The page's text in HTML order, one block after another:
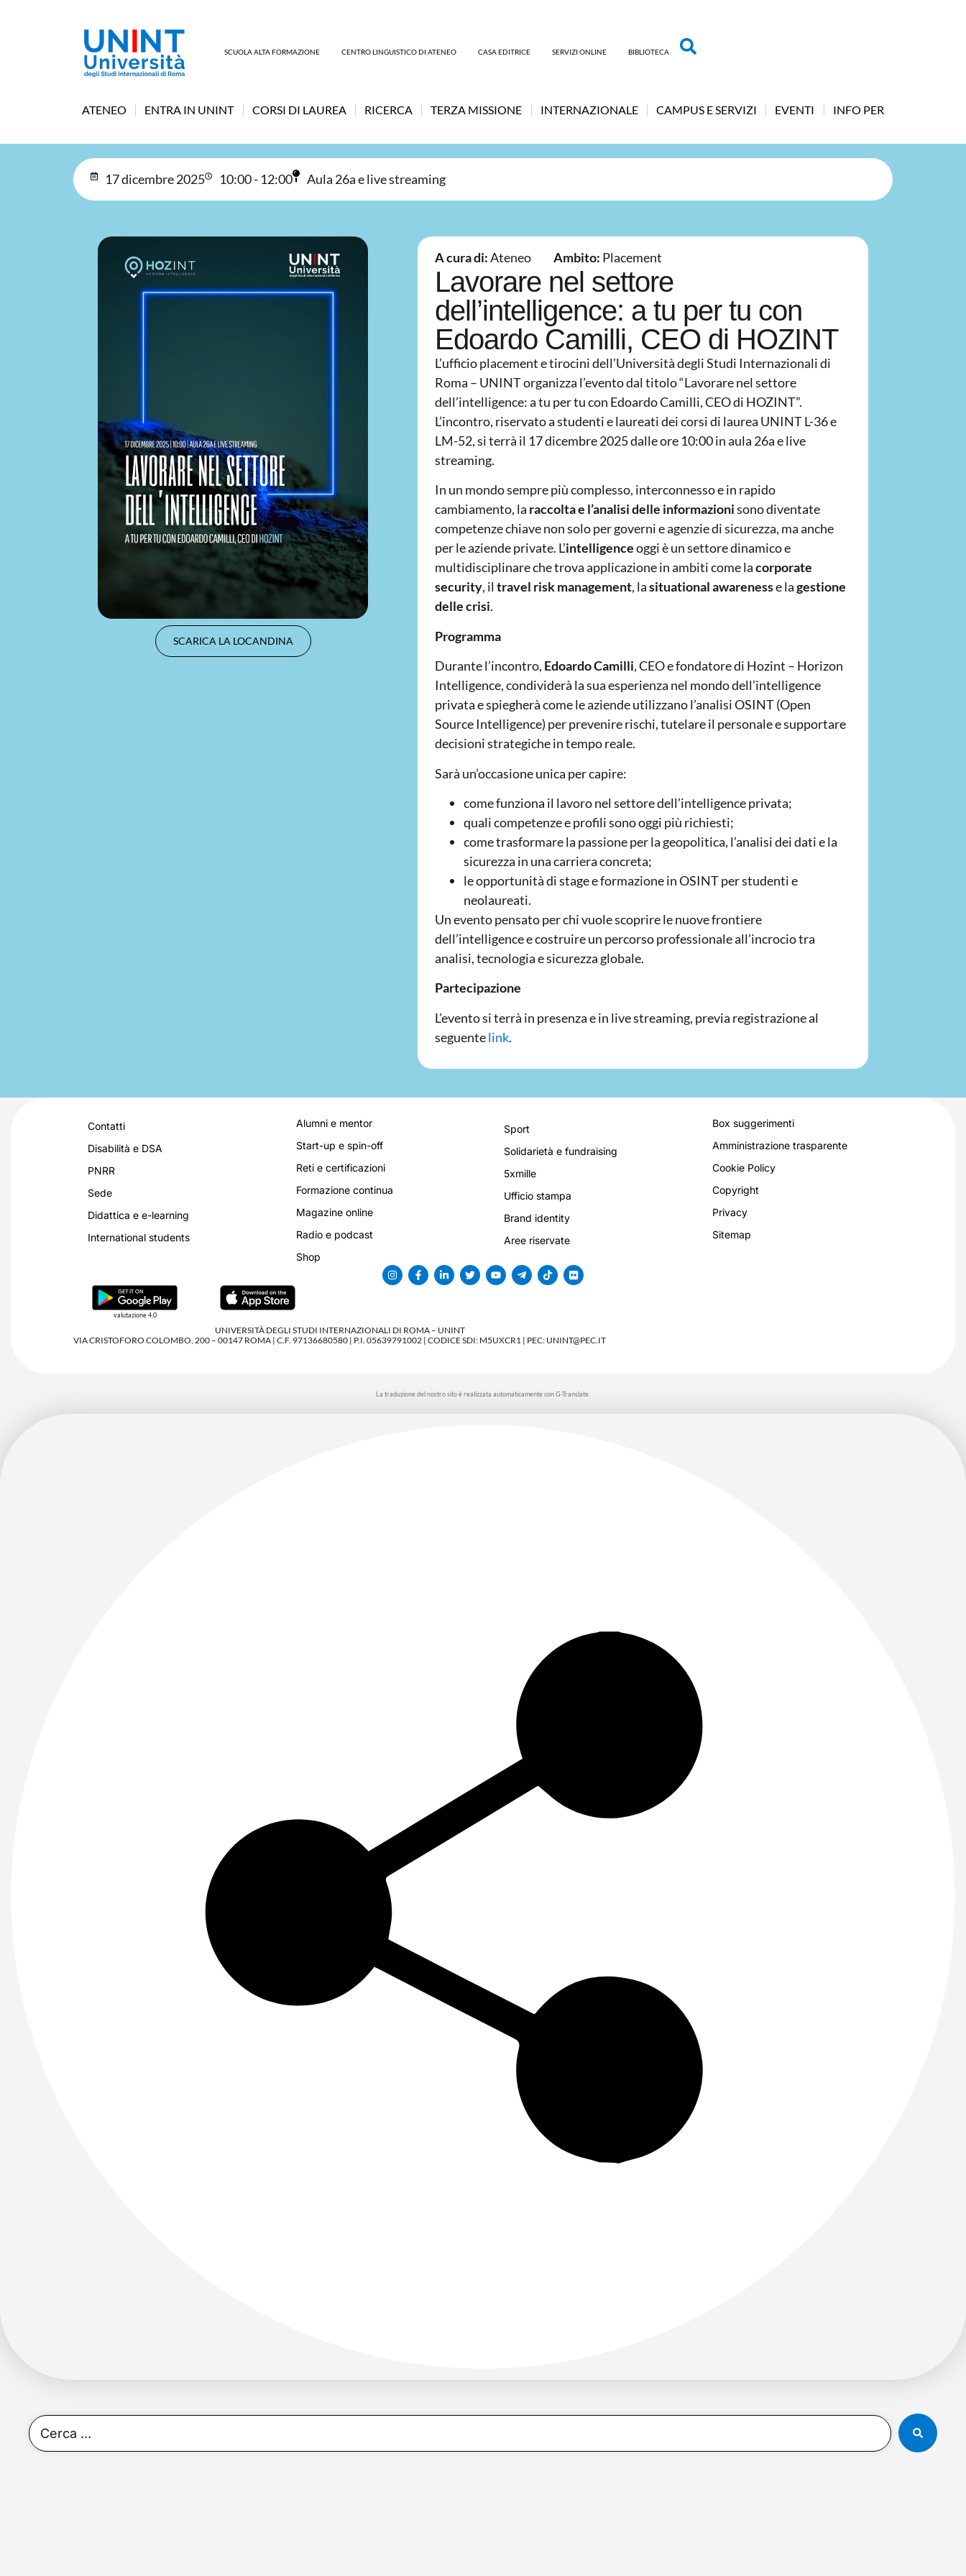
SCUOLA ALTA FORMAZIONE CENTRO LINGUISTICO DI ATENEO CASA EDITRICE SERVIZI ONLINE BIBLIOTECA
ATENEO ENTRA IN UNINT CORSI DI LAUREA RICERCA TERZA MISSIONE INTERNAZIONALE CAMPUS E SERVIZI EVENTI INFO PER
17 dicembre 2025 10:00 - 12:00 Aula 26a e live streaming
SCARICA LA LOCANDINA
A cura di:Ateneo Ambito: Placement
Lavorare nel settore
dell’intelligence: a tu per tu con
Edoardo Camilli, CEO di HOZINT
L’ufficio placement e tirocini dell’Università degli Studi Internazionali di
Roma – UNINT organizza l’evento dal titolo “Lavorare nel settore
dell’intelligence: a tu per tu con Edoardo Camilli, CEO di HOZINT”.
L’incontro, riservato a studenti e laureati dei corsi di laurea UNINT L-36 e
LM-52, si terrà il 17 dicembre 2025 dalle ore 10:00 in aula 26a e live
streaming.
In un mondo sempre più complesso, interconnesso e in rapido
cambiamento, la raccolta e l’analisi delle informazionisono diventate
competenze chiave non solo per governi e agenzie di sicurezza, ma anche
per le aziende private. L’intelligenceoggi è un settore dinamico e
multidisciplinare che trova applicazione in ambiti come lacorporate
security, il travel riskmanagement, lasituational awarenesse lagestione
delle crisi.
Programma
Durante l’incontro, Edoardo Camilli, CEO e fondatore di Hozint – Horizon
Intelligence, condividerà la sua esperienza nel mondo dell’intelligence
privata e spiegherà come le aziende utilizzano l’analisi OSINT (Open
Source Intelligence) per prevenire rischi, tutelare il personale e supportare
decisioni strategiche in tempo reale.
Sarà un’occasione unica per capire:
come funziona il lavoro nel settore dell’intelligence privata;
quali competenze e profili sono oggi più richiesti;
come trasformare la passione per la geopolitica, l’analisi dei dati e la
sicurezza in una carriera concreta;
le opportunità di stage e formazione in OSINT per studenti e
neolaureati.
Un evento pensato per chi vuole scoprire le nuove frontiere
dell’intelligence e costruire un percorso professionale all’incrocio tra
analisi, tecnologia e sicurezza globale.
Partecipazione
L’evento si terrà in presenza e in live streaming, previa registrazione al
seguentelink.
Contatti
Disabilità e DSA
PNRR
Sede
Didattica e e-learning
International students
Alumni e mentor
Start-up e spin-off
Reti e certificazioni
Formazione continua
Magazine online
Radio e podcast
Shop
Sport
Solidarietà e fundraising
5xmille
Ufficio stampa
Brand identity
Aree riservate
Box suggerimenti
Amministrazione trasparente
Cookie Policy
Copyright
Privacy
Sitemap
valutazione 4,0
UNIVERSITÀ DEGLI STUDI INTERNAZIONALI DI ROMA – UNINT
VIA CRISTOFORO COLOMBO, 200 – 00147 ROMA | C.F. 97136680580 | P.I. 05639791002 | CODICE SDI: M5UXCR1 | PEC: UNINT@PEC.IT
La traduzione del nostro sito è realizzata automaticamente con G-Translate.